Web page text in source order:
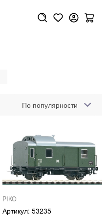
По популярности
PIKO
53235